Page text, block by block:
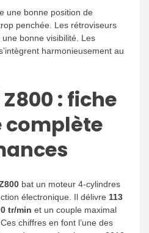
une bonne position de
penchée. Les rétroviseurs
bonne visibilité. Les
harmonieusement au
: fiche
complète
bat un moteur 4-cylindres
électronique. Il délivre 113
tr/min et un couple maximal
chiffres en font l’une des